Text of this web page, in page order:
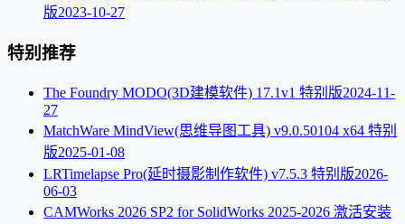
版2023-10-27
特别推荐
The Foundry MODO(3D建模软件) 17.1v1 特别版2024-11-
27
MatchWare MindView(思维导图工具) v9.0.50104 x64 特别
版2025-01-08
LRTimelapse Pro(延时摄影制作软件) v7.5.3 特别版2026-
06-03
CAMWorks 2026 SP2 for SolidWorks 2025-2026 激活安装